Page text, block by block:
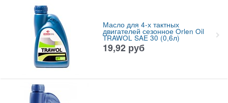
Масло для 4-х тактных
двигателей сезонное Orlen Oil
TRAWOL SAE 30 (0,6л)
19,92 руб